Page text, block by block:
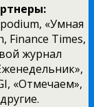
«Умная
Finance Times,
журнал
«Отмечаем»,